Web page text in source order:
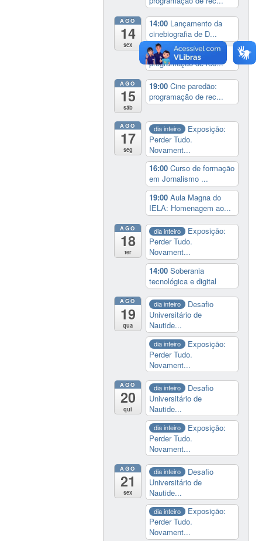
AGO
14
sex
14:00 Lançamento da
cinebiografia de D...
19:00 Cine paredão:
programação de rec...
AGO
15
sáb
19:00Cine paredão:
programação de rec...
AGO
17
seg
dia inteiro
Exposição:
Perder Tudo.
Novament...
16:00Curso de formação
em Jornalismo ...
19:00Aula Magna do
IELA: Homenagem ao...
AGO
18
ter
dia inteiro
Exposição:
Perder Tudo.
Novament...
14:00Soberania
tecnológica e digital
AGO
19
qua
dia inteiro
Desafio
Universitário de
Nautide...
dia inteiro
Exposição:
Perder Tudo.
Novament...
AGO
20
qui
dia inteiro
Desafio
Universitário de
Nautide...
dia inteiro
Exposição:
Perder Tudo.
Novament...
AGO
21
sex
dia inteiro
Desafio
Universitário de
Nautide...
dia inteiro
Exposição:
Perder Tudo.
Novament...